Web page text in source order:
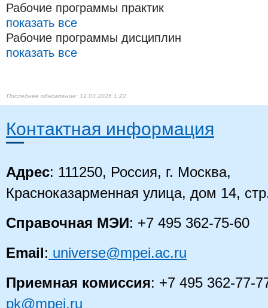
Рабочие программы практик
показать все
Рабочие программы дисциплин
показать все
12.03.2026 1:22
Контактная информация
Адрес: 111250, Россия, г. Москва,
Красноказарменная улица, дом 14,
Справочная МЭИ: +7 495 362-75-60
Email: universe@mpei.ac.ru
Приемная комиссия: +7 495 362-77-
pk@mpei.ru